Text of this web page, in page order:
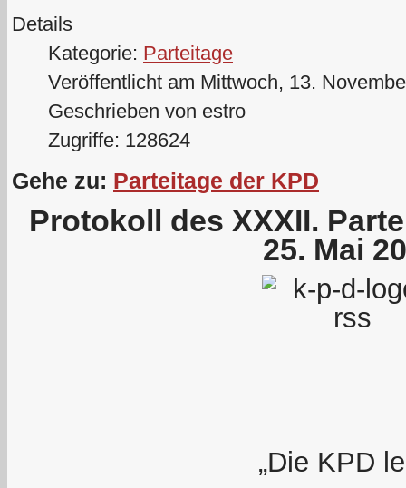
Details
Kategorie: Parteitage
Veröffentlicht am Mittwoch, 13.
Geschrieben von estro
Zugriffe: 128624
Gehe zu: Parteitage der KPD
Protokoll des XXXII.
25. Mai
„Die KPD